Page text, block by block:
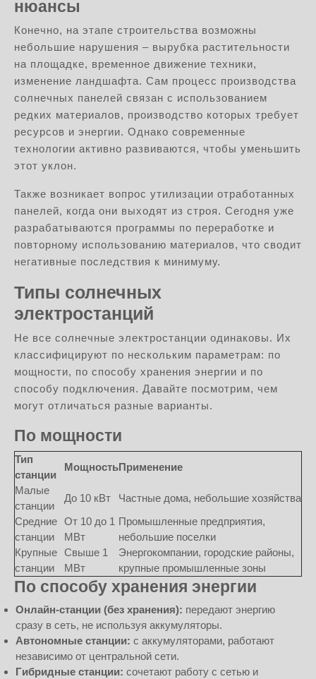
нюансы
Конечно, на этапе строительства возможны
небольшие нарушения – вырубка растительности
на площадке, временное движение техники,
изменение ландшафта. Сам процесс производства
солнечных панелей связан с использованием
редких материалов, производство которых требует
ресурсов и энергии. Однако современные
технологии активно развиваются, чтобы уменьшить
этот уклон.
Также возникает вопрос утилизации отработанных
панелей, когда они выходят из строя. Сегодня уже
разрабатываются программы по переработке и
повторному использованию материалов, что сводит
негативные последствия к минимуму.
Типы солнечных
электростанций
Не все солнечные электростанции одинаковы. Их
классифицируют по нескольким параметрам: по
мощности, по способу хранения энергии и по
способу подключения. Давайте посмотрим, чем
могут отличаться разные варианты.
По мощности
Тип
станции
МощностьПрименение
Малые
станции
До 10 кВт
Частные дома, небольшие хозяйства
Средние
станции
От 10 до 1
МВт
Промышленные предприятия,
небольшие поселки
Крупные
станции
Свыше 1
МВт
Энергокомпании, городские районы,
крупные промышленные зоны
По способу хранения энергии
Онлайн-станции (без хранения): передают энергию
сразу в сеть, не используя аккумуляторы.
Автономные станции: с аккумуляторами, работают
независимо от центральной сети.
Гибридные станции: сочетают работу с сетью и